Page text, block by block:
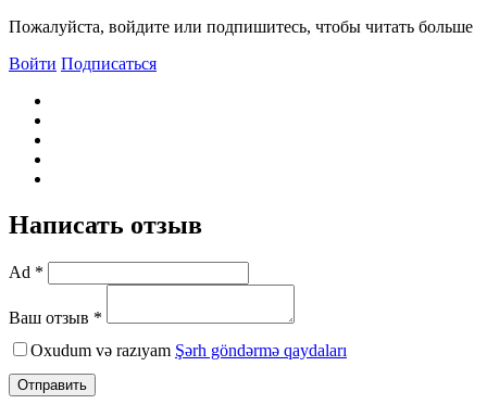
Пожалуйста, войдите или подпишитесь, чтобы читать больше
Войти Подписаться
Написать отзыв
Ad *
Ваш отзыв *
Oxudum və razıyam Şərh göndərmə qaydaları
Отправить